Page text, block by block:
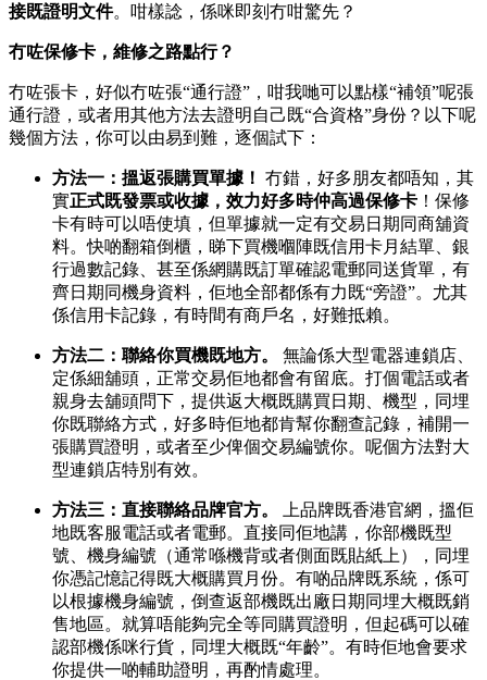
接既證明文件。咁樣諗，係咪即刻冇咁驚先？
冇咗保修卡，維修之路點行？
冇咗張卡，好似冇咗張“通行證”，咁我哋可以點樣“補領”呢張
通行證，或者用其他方法去證明自己既“合資格”身份？以下呢
幾個方法，你可以由易到難，逐個試下：
方法一：搵返張購買單據！ 冇錯，好多朋友都唔知，其
實正式既發票或收據，效力好多時仲高過保修卡 ！保修
卡有時可以唔使填，但單據就一定有交易日期同商舖資
料。快啲翻箱倒櫃，睇下買機嗰陣既信用卡月結單、銀
行過數記錄、甚至係網購既訂單確認電郵同送貨單，有
齊日期同機身資料，佢地全部都係有力既“旁證”。尤其
係信用卡記錄，有時間有商戶名，好難抵賴。
方法二：聯絡你買機既地方。
無論係大型電器連鎖店、
定係細舖頭，正常交易佢地都會有留底。打個電話或者
親身去舖頭問下，提供返大概既購買日期、機型，同埋
你既聯絡方式，好多時佢地都肯幫你翻查記錄，補開一
張購買證明，或者至少俾個交易編號你。呢個方法對大
型連鎖店特別有效。
方法三：直接聯絡品牌官方。
上品牌既香港官網，搵佢
地既客服電話或者電郵。直接同佢地講，你部機既型
號、機身編號（通常喺機背或者側面既貼紙上），同埋
你憑記憶記得既大概購買月份。有啲品牌既系統，係可
以根據機身編號，倒查返部機既出廠日期同埋大概既銷
售地區。就算唔能夠完全等同購買證明，但起碼可以確
認部機係咪行貨，同埋大概既“年齡”。有時佢地會要求
你提供一啲輔助證明，再酌情處理。